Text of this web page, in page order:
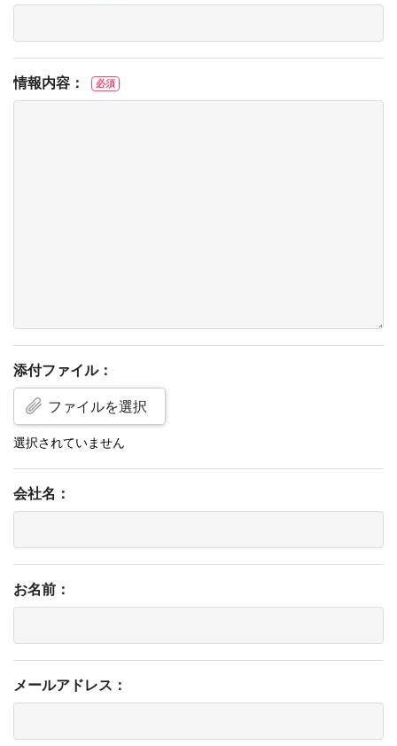
情報内容： 必須
添付ファイル：
ファイルを選択
会社名：
お名前：
メールアドレス：